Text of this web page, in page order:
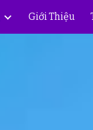
Skip to
Giới Thiệu